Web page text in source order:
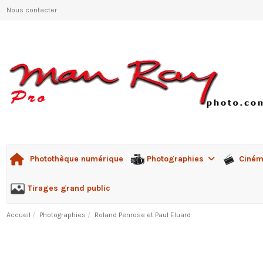
Nous contacter
Photothèque numérique Photographies
Tirages grand public
Accueil Photographies Roland Penrose et Paul Eluard